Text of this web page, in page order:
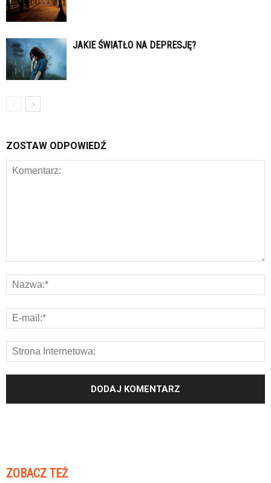
JAKIE ŚWIATŁO NA DEPRESJĘ?
ZOSTAW ODPOWIEDŹ
ZOBACZ TEŻ